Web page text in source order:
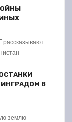
рассказывают
В
землю